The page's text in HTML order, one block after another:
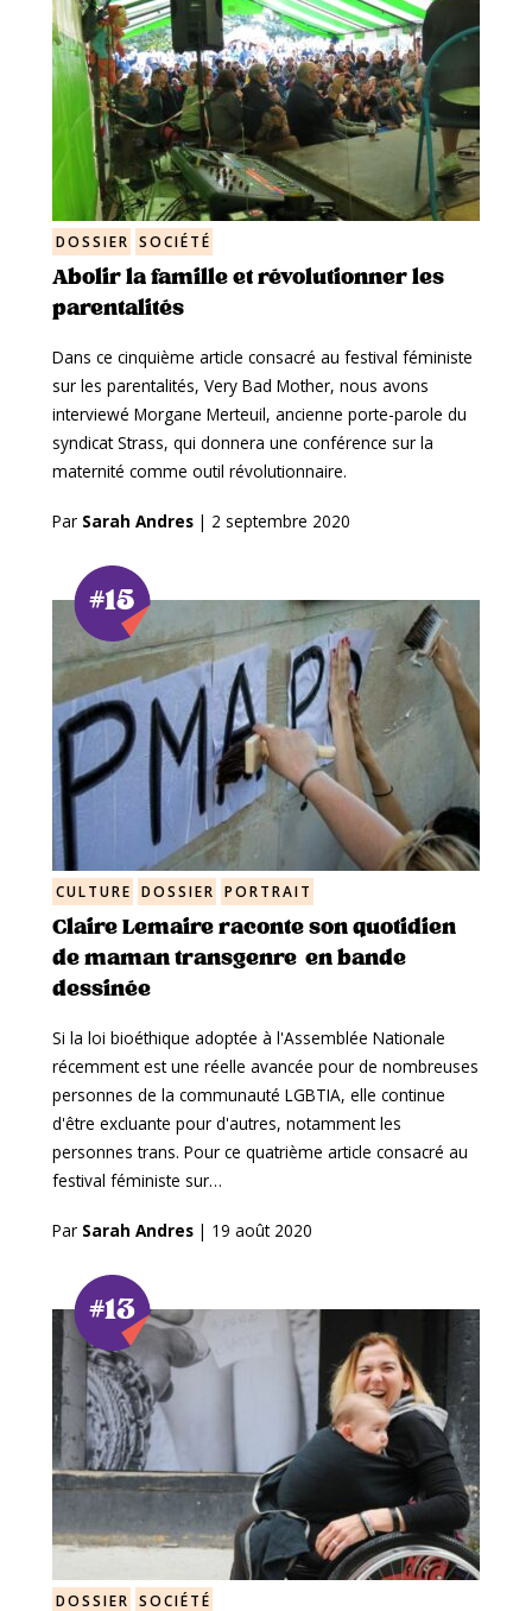
DOSSIER SOCIÉTÉ
Abolir la famille et révolutionner les
parentalités
Dans ce cinquième article consacré au festival féministe
sur les parentalités, Very Bad Mother, nous avons
interviewé Morgane Merteuil, ancienne porte-parole du
syndicat Strass, qui donnera une conférence sur la
maternité comme outil révolutionnaire.
Par Sarah Andres | 2 septembre 2020
#15
CULTURE DOSSIER PORTRAIT
Claire Lemaire raconte son quotidien
de maman transgenre en bande
dessinée
Si la loi bioéthique adoptée à l'Assemblée Nationale
récemment est une réelle avancée pour de nombreuses
personnes de la communauté LGBTIA, elle continue
d'être excluante pour d'autres, notamment les
personnes trans. Pour ce quatrième article consacré au
festival féministe sur…
Par Sarah Andres | 19 août 2020
#13
DOSSIER SOCIÉTÉ